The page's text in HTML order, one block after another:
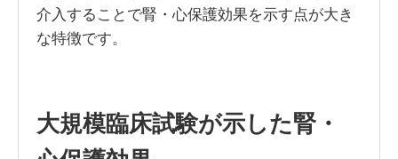
介入することで腎・心保護効果を示す点が大き
な特徴です。
大規模臨床試験が示した腎・